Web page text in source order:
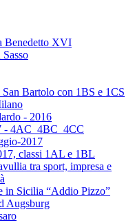
Benedetto XVI
Bartolo con 1BS e 1CS
- 2016
- 4AC_4BC_4CC
2017
classi 1AL e 1BL
tra sport, impresa e
in Sicilia “Addio Pizzo”
Augsburg